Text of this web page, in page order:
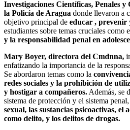
Investigaciones Científicas, Penales
la Policía de Aragua donde llevaron a
objetivo principal de educar , prevenir
estudiantes sobre temas cruciales como
y la responsabilidad penal en
Mary Boyer, directora del Cmdnna,
enfatizando la importancia de la
Se abordaron temas como la
redes sociales y la prohibición de
y hostigar a compañeros. Además, se
sistema de protección y el sistema
sexual, las sustancias psicoactivas, el
como delito, y los delitos de drogas.